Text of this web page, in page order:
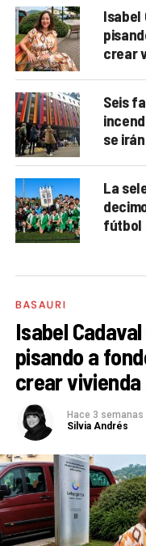
Isabel
crear
Seis
se
La
fútbol
BASAURI
Isabel
pisando a
crear vivienda
Hace 3 semanas
Silvia Andrés